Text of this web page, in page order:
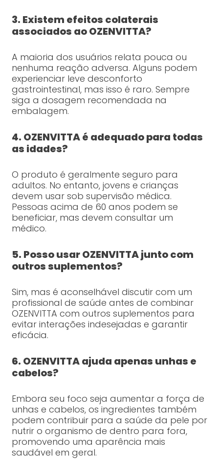
3. Existem efeitos colaterais
associados ao OZENVITTA?
A maioria dos usuários relata pouca ou
nenhuma reação adversa. Alguns podem
experienciar leve desconforto
gastrointestinal, mas isso é raro. Sempre
siga a dosagem recomendada na
embalagem.
4. OZENVITTA é adequado para todas
as idades?
O produto é geralmente seguro para
adultos. No entanto, jovens e crianças
devem usar sob supervisão médica.
Pessoas acima de 60 anos podem se
beneficiar, mas devem consultar um
médico.
5. Posso usar OZENVITTA junto com
outros suplementos?
Sim, mas é aconselhável discutir com um
profissional de saúde antes de combinar
OZENVITTA com outros suplementos para
evitar interações indesejadas e garantir
eficácia.
6. OZENVITTA ajuda apenas unhas e
cabelos?
Embora seu foco seja aumentar a força de
unhas e cabelos, os ingredientes também
podem contribuir para a saúde da pele por
nutrir o organismo de dentro para fora,
promovendo uma aparência mais
saudável em geral.